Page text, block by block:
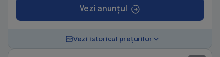
Vezi anunțul
Vezi istoricul prețurilor